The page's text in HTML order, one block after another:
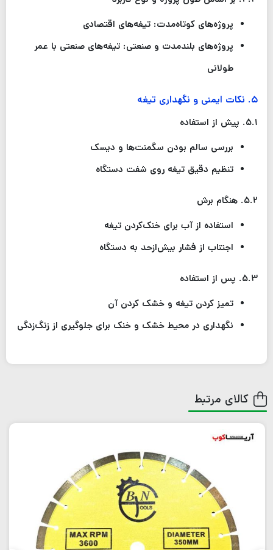
پروژه‌های کوتاه‌مدت: تیغه‌های اقتصادی
پروژه‌های بلندمدت و صنعتی: تیغه‌های صنعتی با عمر
طولانی
۵. نکات ایمنی و نگهداری تیغه
۵.۱. پیش از استفاده
بررسی سالم بودن سگمنت‌ها و دیسک
تنظیم دقیق تیغه روی شفت دستگاه
۵.۲. هنگام برش
استفاده از آب برای خنک‌کردن تیغه
اجتناب از فشار بیش‌ازحد به دستگاه
۵.۳. پس از استفاده
تمیز کردن تیغه و خشک کردن آن
نگهداری در محیط خشک و خنک برای جلوگیری از زنگ‌زدگی
کالای مرتبط